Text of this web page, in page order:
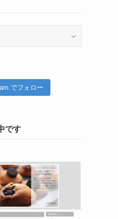
でフォロー
です